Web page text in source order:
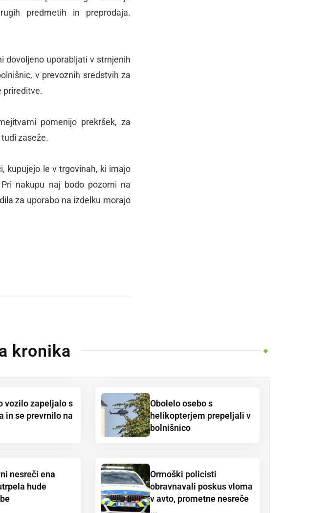
predmetih in preprodaja.
dovoljeno uporabljati v strnjenih
v prevoznih sredstvih za
prireditve.
pomenijo prekršek, za
zaseže.
kupujejo le v trgovinah, ki imajo
nakupu naj bodo pozorni na
za uporabo na izdelku morajo
kronika
vozilo zapeljalo s
in se prevrnilo na
Obolelo osebo s
helikopterjem prepeljali v
bolnišnico
nesreči ena
hude
Ormoški policisti
obravnavali poskus vloma
v avto, prometne nesreče
...